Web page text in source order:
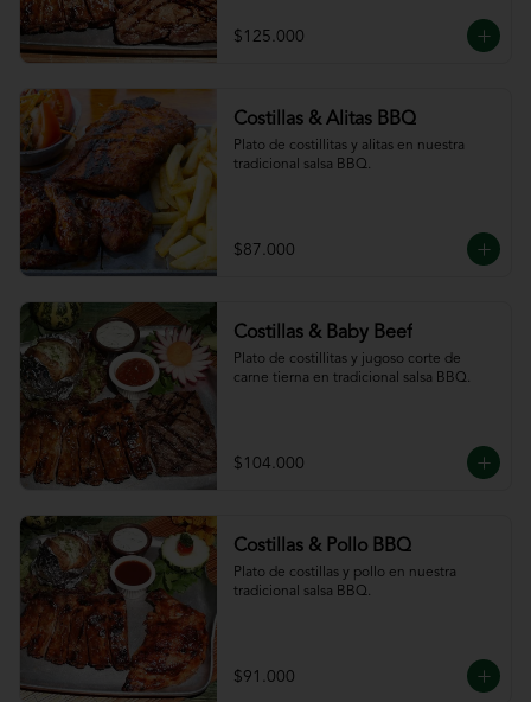
$125.000
Costillas & Alitas BBQ
Plato de costillitas y alitas en nuestra
tradicional salsa BBQ.
$87.000
Costillas & Baby Beef
Plato de costillitas y jugoso corte de
carne tierna en tradicional salsa BBQ.
$104.000
Costillas & Pollo BBQ
Plato de costillas y pollo en nuestra
tradicional salsa BBQ.
$91.000